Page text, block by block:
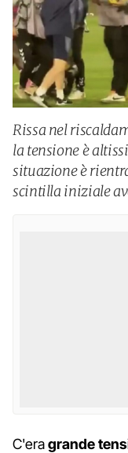
Rissa nel
la tensione è
situazione è
scintilla iniziale
C'eragrande